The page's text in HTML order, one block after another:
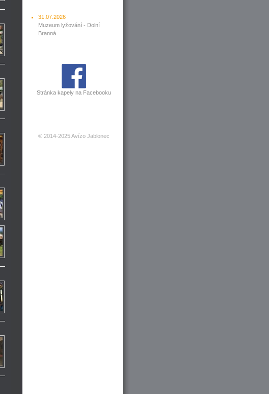
31.07.2026
Muzeum lyžování - Dolní
Branná
Stránka kapely na Facebooku
© 2014-2025 Avízo Jablonec